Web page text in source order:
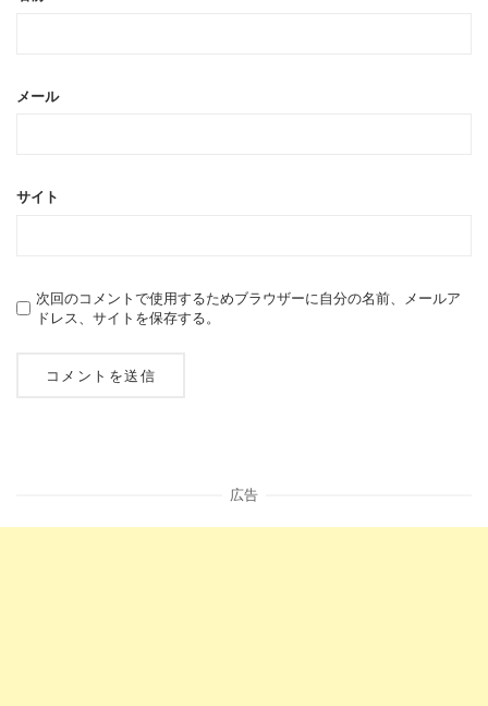
メール
サイト
次回のコメントで使用するためブラウザーに自分の名前、メールア
ドレス、サイトを保存する。
広告